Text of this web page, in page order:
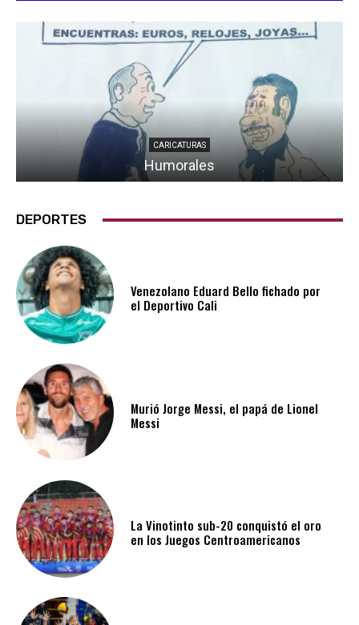
CARICATURAS
Humorales
DEPORTES
Venezolano Eduard Bello fichado por
el Deportivo Cali
Murió Jorge Messi, el papá de Lionel
Messi
La Vinotinto sub-20 conquistó el oro
en los Juegos Centroamericanos